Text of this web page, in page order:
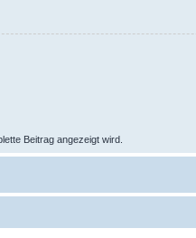
Beitrag angezeigt wird.